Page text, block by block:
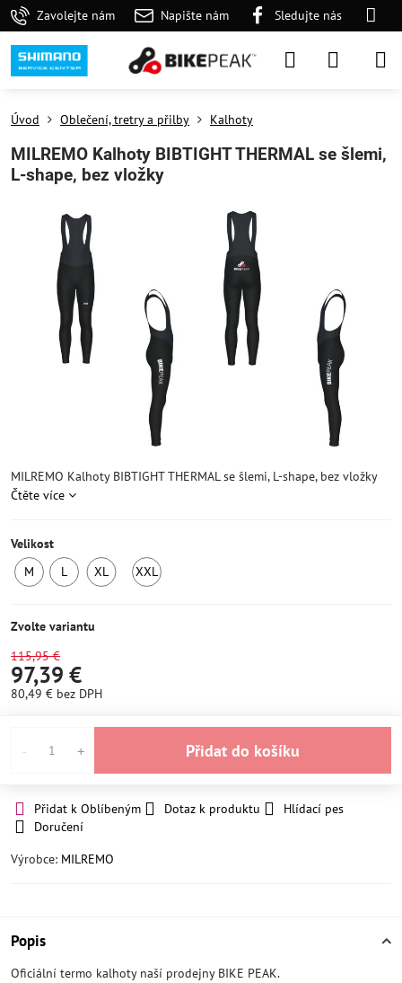
Zavolejte nám Napište nám Sledujte nás
Úvod Oblečení, tretry a přilby Kalhoty
MILREMO Kalhoty BIBTIGHT THERMAL se šlemi,
L-shape, bez vložky
MILREMO Kalhoty BIBTIGHT THERMAL se šlemi, L-shape, bez vložky
Čtěte více
Velikost
M
L
XL
XXL
Zvolte variantu
115,95 €
97,39 €
80,49 € bez DPH
Přidat do košíku
Přidat k Oblíbeným Dotaz k produktu
Hlídací pes
Doručení
Výrobce: MILREMO
Popis
Oficiální termo kalhoty naší prodejny BIKE PEAK.